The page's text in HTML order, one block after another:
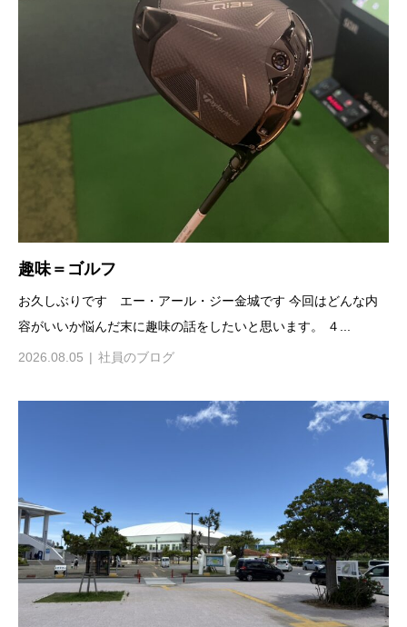
趣味＝ゴルフ
お久しぶりです エー・アール・ジー金城です 今回はどんな内
容がいいか悩んだ末に趣味の話をしたいと思います。 ４...
2026.08.05 社員のブログ